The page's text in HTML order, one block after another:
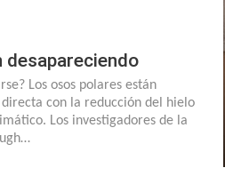
desapareciendo
Los osos polares están
con la reducción del hielo
Los investigadores de la